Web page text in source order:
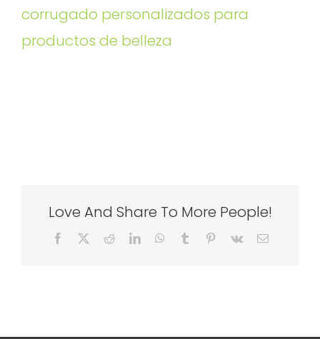
corrugado personalizados para
productos de belleza
Love And Share To More People!
Facebook RedditLinkedInWhatsApp
Tumblr Pinterest
Vk Email